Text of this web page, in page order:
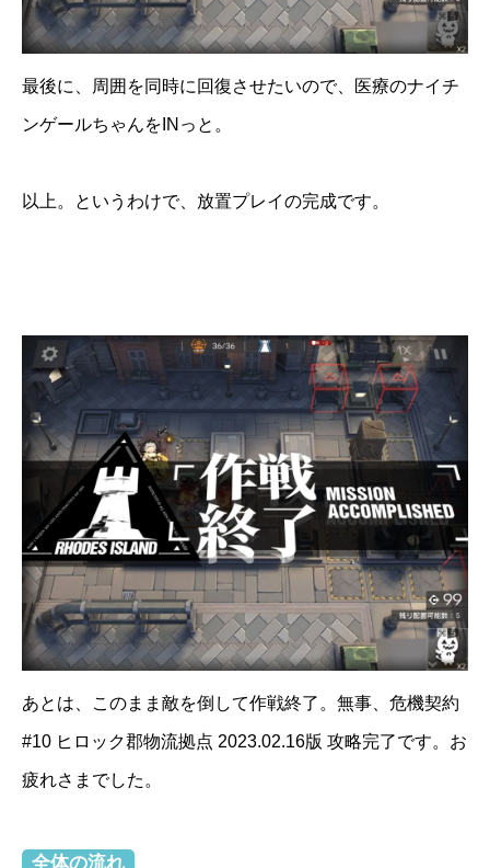
最後に、周囲を同時に回復させたいので、医療のナイチ
ンゲールちゃんをINっと。
以上。というわけで、放置プレイの完成です。
あとは、このまま敵を倒して作戦終了。無事、危機契約
#10 ヒロック郡物流拠点 2023.02.16版 攻略完了です。お
疲れさまでした。
全体の流れ